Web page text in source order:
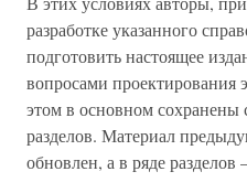
разработке указанного
подготовить настоящее
вопросами проектирования
этом в основном сохранены
разделов. Материал
обновлен, а в ряде